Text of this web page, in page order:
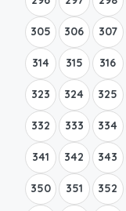
305 306 307
314 315 316
323 324 325
332 333 334
341 342 343
350 351 352